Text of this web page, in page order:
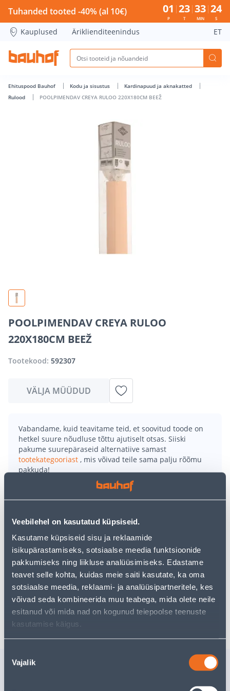
Veebilehel on kasutatud küpsiseid.
Kasutame küpsiseid sisu ja reklaamide
isikupärastamiseks, sotsiaalse meedia funktsioonide
pakkumiseks ning liikluse analüüsimiseks. Edastame
teavet selle kohta, kuidas meie saiti kasutate, ka oma
sotsiaalse meedia, reklaami- ja analüüsipartneritele, kes
võivad seda kombineerida muu teabega, mida olete neile
esitanud või mida nad on kogunud teiepoolse teenuste
kasutamise käigus.
valik
Vajalik
POOLPIMENDAV CREYA RULOO 220X180CM BEEŽ - Bauhof
Tuhanded tooted -40% (al 10€) 01
P
23
T
33
MIN
24
S
Kauplused Äriklienditeenindus ET
Ehituspood Bauhof Kodu ja sisustus
Kardinapuud ja aknakatted
Rulood
POOLPIMENDAV CREYA RULOO 220X180CM BEEŽ
POOLPIMENDAV CREYA RULOO
220X180CM BEEŽ
Tootekood: 592307
VÄLJA MÜÜDUD
Vabandame, kuid teavitame teid, et soovitud toode on
hetkel suure nõudluse tõttu ajutiselt otsas. Siiski
pakume suurepäraseid alternatiive samast
tootekategooriast , mis võivad teile sama palju rõõmu
pakkuda!
Teie ostlemisrõõm ei pea aga siin lõppema - oma
uurimistööd saate jätkata, naastes
kasutades meie võimsat otsingufunktsiooni, et leida
• Poolpimendavast kangast klassikaline ruloo.
• Laius 220 cm, kõrgus 180 cm, sügavus 4,5 cm. Ruloo
kangas on ligikaudu 4 cm kitsam.
• 14-päevane tagastusõigus.
Tarne pole võimalik
Sarnased tooted